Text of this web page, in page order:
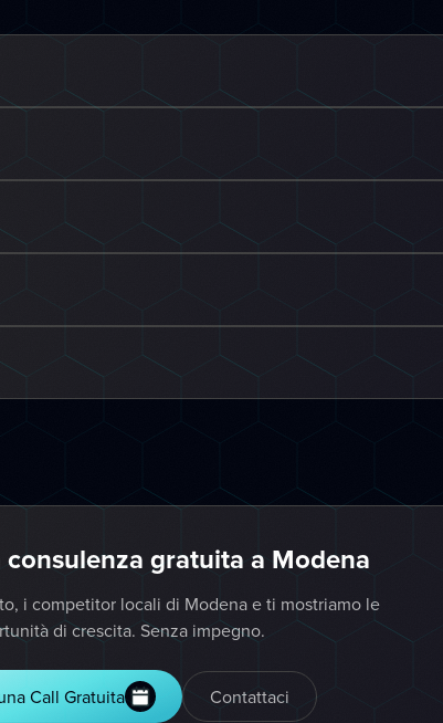
gratuita a Modena
i competitor locali di Modena e ti mostriamo le
di crescita. Senza impegno.
Call Gratuita Contattaci